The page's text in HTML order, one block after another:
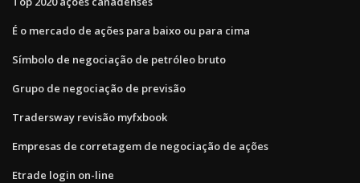
É o mercado de ações para baixo ou para cima
Símbolo de negociação de petróleo bruto
Grupo de negociação de previsão
Tradersway revisão myfxbook
Empresas de corretagem de negociação de ações
Etrade login on-line